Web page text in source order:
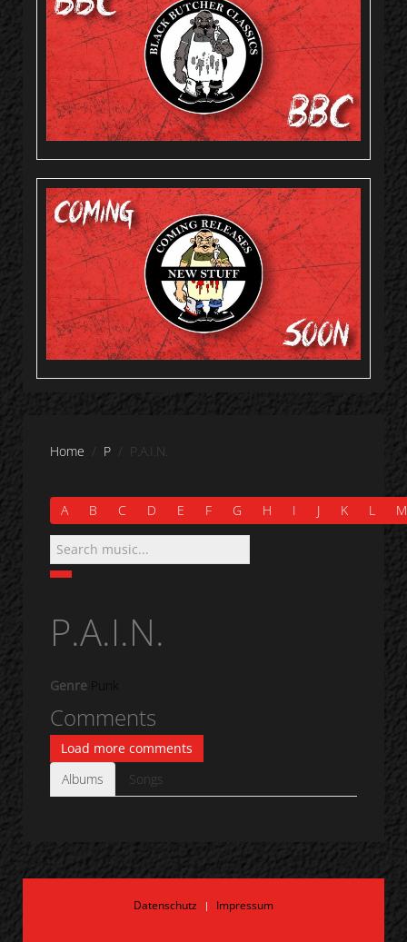
Home P P.A.I.N.
A B C D E F G H I J K L M
P.A.I.N.
Genre Punk
Comments
Load more comments
Albums
Songs
Datenschutz Impressum